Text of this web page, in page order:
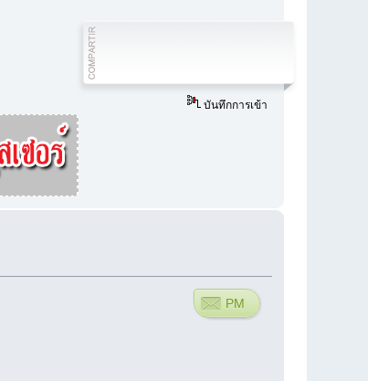
บันทึกการเข้า
PM